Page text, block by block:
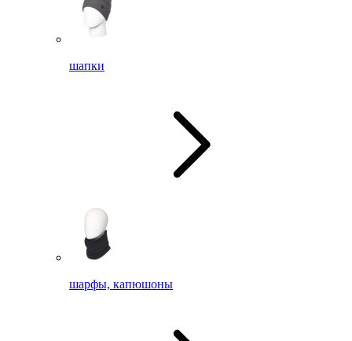
шапки
шарфы, капюшоны